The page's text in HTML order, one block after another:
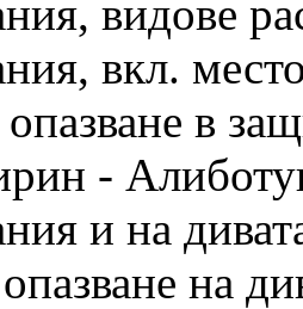
видове
вкл.
в
-
и на
на